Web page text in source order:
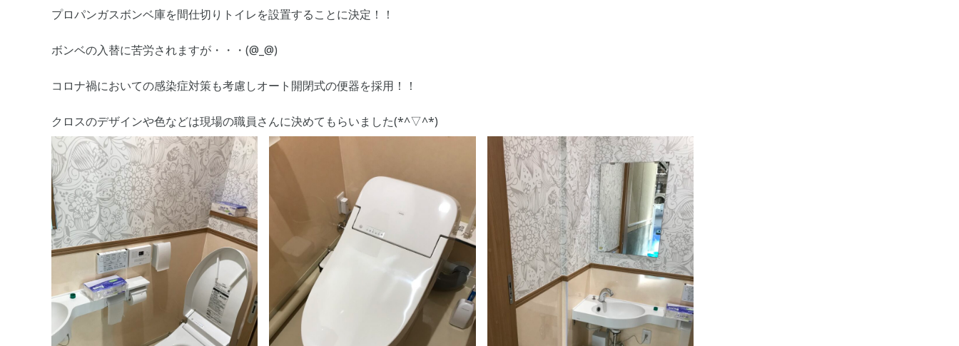
プロパンガスボンベ庫を間仕切りトイレを設置することに決定！！
ボンベの入替に苦労されますが・・・(@_@)
コロナ禍においての感染症対策も考慮しオート開閉式の便器を採用！！
クロスのデザインや色などは現場の職員さんに決めてもらいました(*^▽^*)